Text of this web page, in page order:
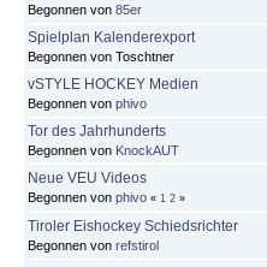
Begonnen von 85er
Spielplan Kalenderexport
Begonnen von Toschtner
vSTYLE HOCKEY Medien
Begonnen von phivo
Tor des Jahrhunderts
Begonnen von KnockAUT
Neue VEU Videos
Begonnen von phivo « 1 2 »
Tiroler Eishockey Schiedsrichter
Begonnen von refstirol